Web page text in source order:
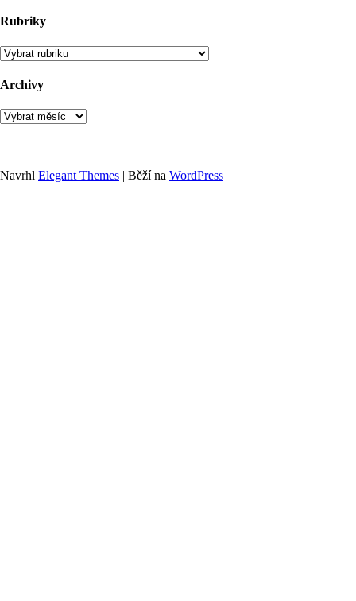
Rubriky
Rubriky
Archivy
Archivy
Navrhl Elegant Themes | Běží na WordPress